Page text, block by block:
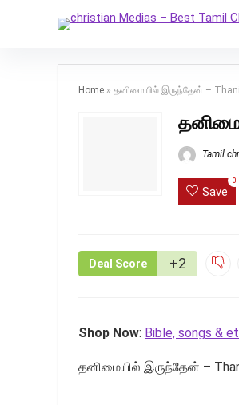
Home » தனிமையில் இருந்தேன் –
Tamil
Save
0
Deal Score +2
Shop Now: Bible, songs &
தனிமையில் இருந்தேன் –